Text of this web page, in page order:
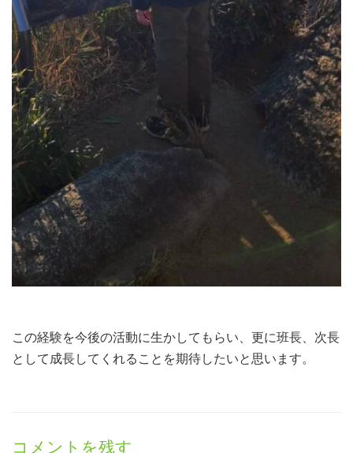
この経験を今後の活動に生かしてもらい、更に班長、次長
として成長してくれることを期待したいと思います。
コメントを残す